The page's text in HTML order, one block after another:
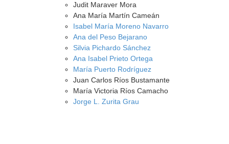
Judit Maraver Mora
Ana María Martín Cameán
Isabel María Moreno Navarro
Ana del Peso Bejarano
Silvia Pichardo Sánchez
Ana Isabel Prieto Ortega
María Puerto Rodríguez
Juan Carlos Ríos Bustamante
María Victoria Ríos Camacho
Jorge L. Zurita Grau